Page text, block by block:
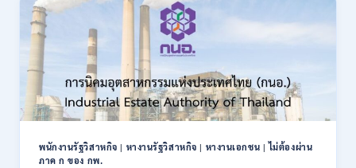
สมัคร
พนักงาน
ราชการ
22
อัตรา
ปวส.
พนักงานรัฐวิสาหกิจ | หางานรัฐวิสาหกิจ | หางานเอกชน |ไม่ต้องผ่าน
ภาค ก ของ กพ.